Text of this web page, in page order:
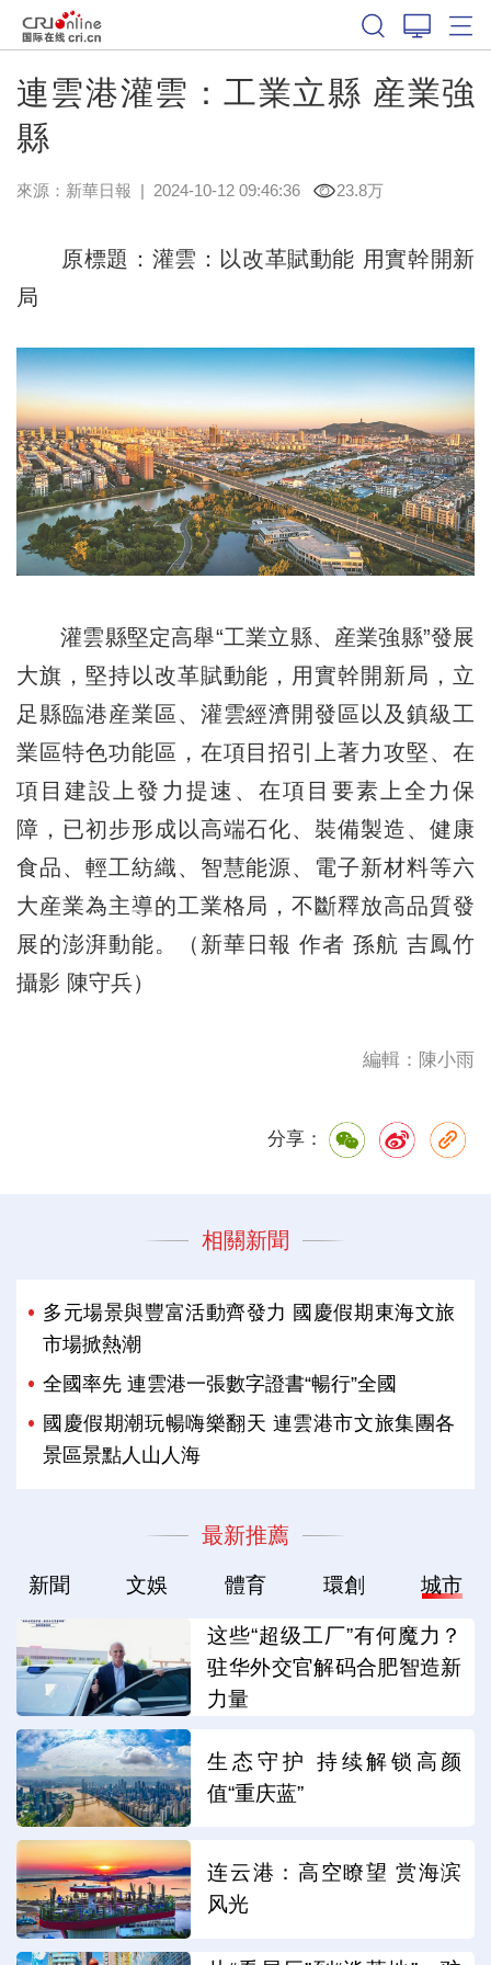
連雲港灌雲：工業立縣 産業強
縣
來源： 新華日報 | 2024-10-12 09:46:36 23.8万
原標題：灌雲：以改革賦動能 用實幹開新
局
灌雲縣堅定高舉“工業立縣、産業強縣”發展
大旗，堅持以改革賦動能，用實幹開新局，立
足縣臨港産業區、灌雲經濟開發區以及鎮級工
業區特色功能區，在項目招引上著力攻堅、在
項目建設上發力提速、在項目要素上全力保
障，已初步形成以高端石化、裝備製造、健康
食品、輕工紡織、智慧能源、電子新材料等六
大産業為主導的工業格局，不斷釋放高品質發
展的澎湃動能。（新華日報 作者 孫航 吉鳳竹
攝影 陳守兵）
編輯：陳小雨
分享：
相關新聞
多元場景與豐富活動齊發力 國慶假期東海文旅
市場掀熱潮
全國率先 連雲港一張數字證書“暢行”全國
國慶假期潮玩暢嗨樂翻天 連雲港市文旅集團各
景區景點人山人海
最新推薦
新聞 文娛 體育 環創 城市
这些“超级工厂”有何魔力？
驻华外交官解码合肥智造新
力量
生态守护 持续解锁高颜
值“重庆蓝”
连云港：高空瞭望 赏海滨
风光